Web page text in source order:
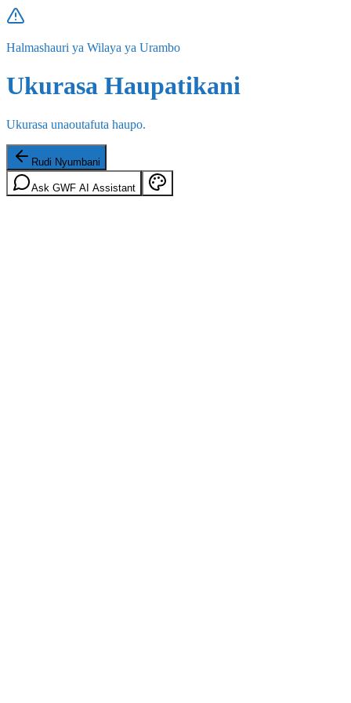
Halmashauri ya Wilaya ya Urambo
Ukurasa Haupatikani
Ukurasa unaoutafuta haupo.
Rudi Nyumbani
Ask GWF AI Assistant